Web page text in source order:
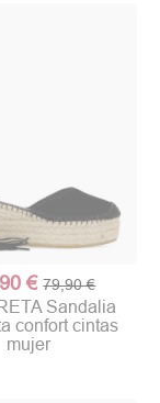
€ 79,90 €
Sandalia
confort cintas
mujer